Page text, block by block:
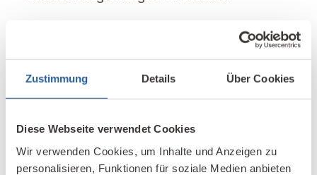
Zustimmung Details Über Cookies
Diese Webseite verwendet Cookies
Wir verwenden Cookies, um Inhalte und Anzeigen zu
personalisieren, Funktionen für soziale Medien anbieten